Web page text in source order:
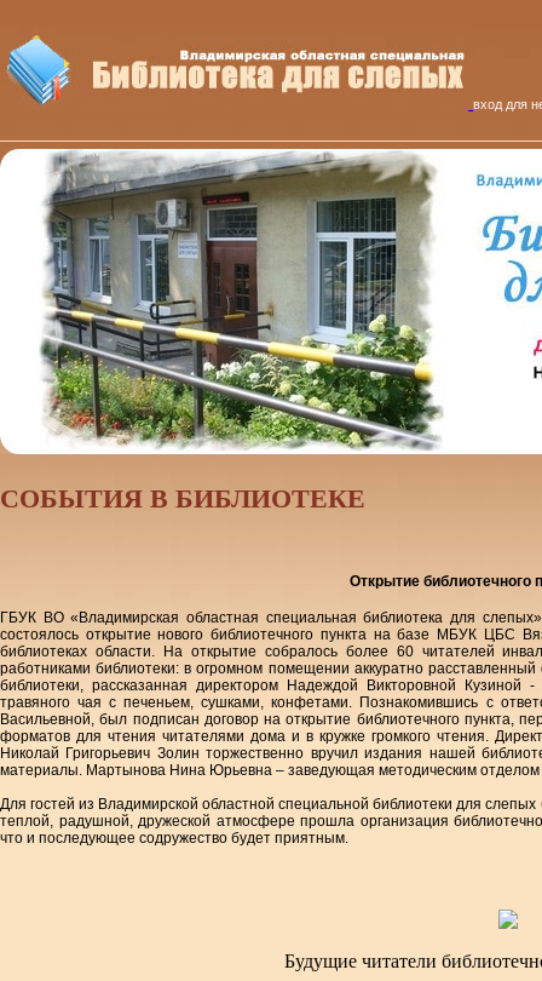
вход для
CОБЫТИЯ В БИБЛИОТЕКЕ
Открытие библиотечного
ГБУК ВО «Владимирская областная специальная библиотека для
состоялось открытие нового библиотечного пункта на базе МБУК ЦБС
библиотеках области. На открытие собралось более 60 читателей
работниками библиотеки: в огромном помещении аккуратно
библиотеки, рассказанная директором Надеждой Викторовной
травяного чая с печеньем, сушками, конфетами. Познакомившись с
Васильевной, был подписан договор на открытие библиотечного пункта,
форматов для чтения читателями дома и в кружке громкого чтения.
Николай Григорьевич Золин торжественно вручил издания нашей
материалы. Мартынова Нина Юрьевна – заведующая методическим отделом
Для гостей из Владимирской областной специальной библиотеки для
теплой, радушной, дружеской атмосфере прошла организация
что и последующее содружество будет приятным.
Будущие читатели